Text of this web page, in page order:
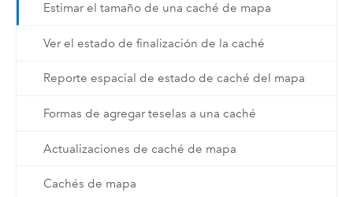
Estimar el tamaño de una caché de mapa
Ver el estado de finalización de la caché
Reporte espacial de estado de caché del mapa
Formas de agregar teselas a una caché
Actualizaciones de caché de mapa
Cachés de mapa